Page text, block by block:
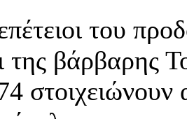
του
της βάρβαρης